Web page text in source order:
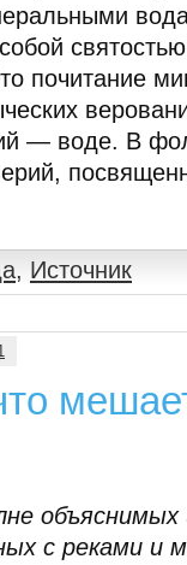
почитание
— воде. В
, Источник
с реками и